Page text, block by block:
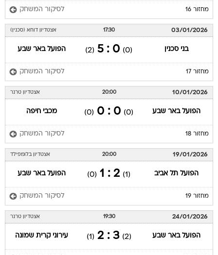
מחזור 16 לסיקור המשחק
03/01/2026
17:30 אצטדיון דוחא (סכנין)
בני סכנין (0)
0 : 5
(2) הפועל באר שבע
מחזור 17 לסיקור המשחק
10/01/2026
20:00 אצטדיון טרנר
הפועל באר שבע (0)
0 : 0
(0) מכבי חיפה
מחזור 18 לסיקור המשחק
19/01/2026
20:00 אצטדיון בלומפילד
הפועל תל אביב (1)
2 : 1
(0) הפועל באר שבע
מחזור 19 לסיקור המשחק
24/01/2026
19:30 אצטדיון טרנר
הפועל באר שבע (2)
3 : 2
(1) עירוני קרית שמונה